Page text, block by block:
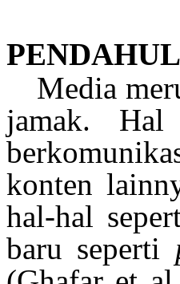
Media
jamak.
konten
hal-hal
baru seperti